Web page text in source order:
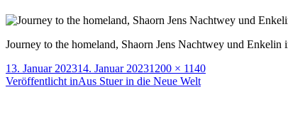
Journey to the homeland, Shaorn Jens Nachtwey und Enkelin
Veröffentlicht
am
13. Januar 202314. Januar 2023Originalgröße
1200 × 1140
Beitragsnavigation
Veröffentlicht inAus Stuer in die Neue Welt